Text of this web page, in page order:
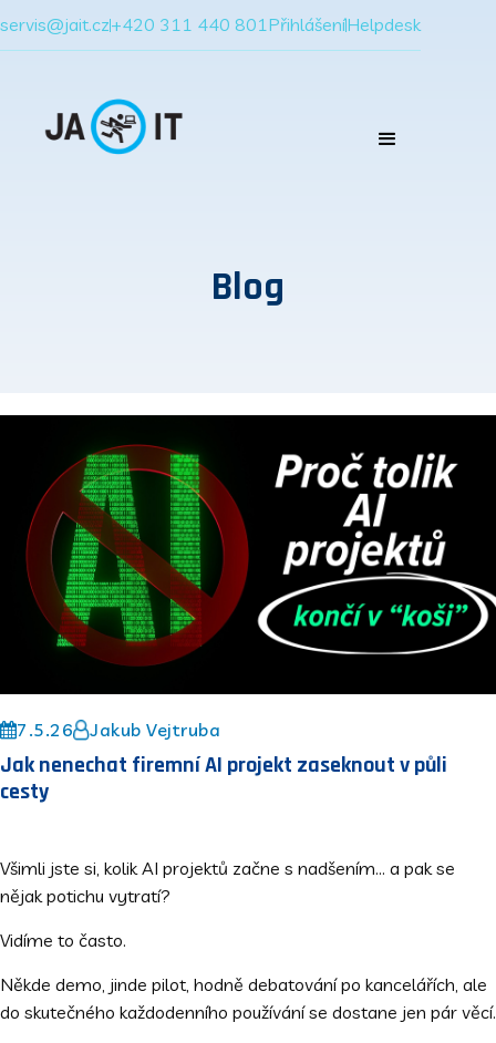
servis@jait.cz+420 311 440 801PřihlášeníHelpdesk
Blog
7.5.26 Jakub Vejtruba
Jak nenechat firemní AI projekt zaseknout v půli
cesty
Všimli jste si, kolik AI projektů začne s nadšením… a pak se
nějak potichu vytratí?
Vidíme to často.
Někde demo, jinde pilot, hodně debatování po kancelářích, ale
do skutečného každodenního používání se dostane jen pár věcí.